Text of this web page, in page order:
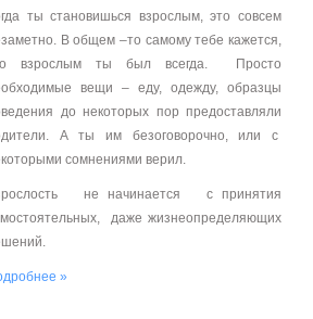
ты становишься взрослым, это совсем
В общем –то самому тебе кажется,
взрослым ты был всегда. Просто
вещи – еду, одежду, образцы
до некоторых пор предоставляли
А ты им безоговорочно, или с
сомнениями верил.
не начинается с принятия
даже жизнеопределяющих
»